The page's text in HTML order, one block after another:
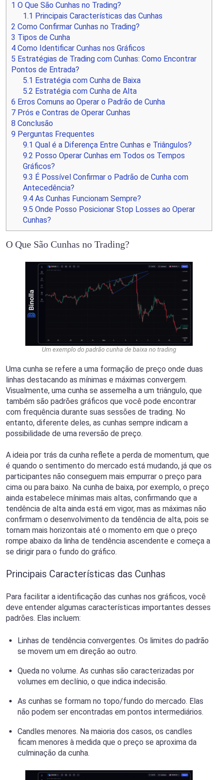
1 O Que São Cunhas no Trading?
1.1 Principais Características das Cunhas
2 Como Confirmar Cunhas no Trading?
3 Tipos de Cunha
4 Como Identificar Cunhas nos Gráficos
5 Estratégias de Trading com Cunhas: Como Encontrar
Pontos de Entrada?
5.1 Estratégia com Cunha de Baixa
5.2 Estratégia com Cunha de Alta
6 Erros Comuns ao Operar o Padrão de Cunha
7 Prós e Contras de Operar Cunhas
8 Conclusão
9 Perguntas Frequentes
9.1 Qual é a Diferença Entre Cunhas e Triângulos?
9.2 Posso Operar Cunhas em Todos os Tempos
Gráficos?
9.3 É Possível Confirmar o Padrão de Cunha com
Antecedência?
9.4 As Cunhas Funcionam Sempre?
9.5 Onde Posso Posicionar Stop Losses ao Operar
Cunhas?
O Que São Cunhas no Trading?
Um exemplo do padrão cunha de baixa no trading
Uma cunha se refere a uma formação de preço onde duas
linhas destacando as mínimas e máximas convergem.
Visualmente, uma cunha se assemelha a um triângulo, que
também são padrões gráficos que você pode encontrar
com frequência durante suas sessões de trading. No
entanto, diferente deles, as cunhas sempre indicam a
possibilidade de uma reversão de preço.
A ideia por trás da cunha reflete a perda de momentum, que
é quando o sentimento do mercado está mudando, já que os
participantes não conseguem mais empurrar o preço para
cima ou para baixo. Na cunha de baixa, por exemplo, o preço
ainda estabelece mínimas mais altas, confirmando que a
tendência de alta ainda está em vigor, mas as máximas não
confirmam o desenvolvimento da tendência de alta, pois se
tornam mais horizontais até o momento em que o preço
rompe abaixo da linha de tendência ascendente e começa a
se dirigir para o fundo do gráfico.
Principais Características das Cunhas
Para facilitar a identificação das cunhas nos gráficos, você
deve entender algumas características importantes desses
padrões. Elas incluem:
Linhas de tendência convergentes. Os limites do padrão
se movem um em direção ao outro.
Queda no volume. As cunhas são caracterizadas por
volumes em declínio, o que indica indecisão.
As cunhas se formam no topo/fundo do mercado. Elas
não podem ser encontradas em pontos intermediários.
Candles menores. Na maioria dos casos, os candles
ficam menores à medida que o preço se aproxima da
culminação da cunha.